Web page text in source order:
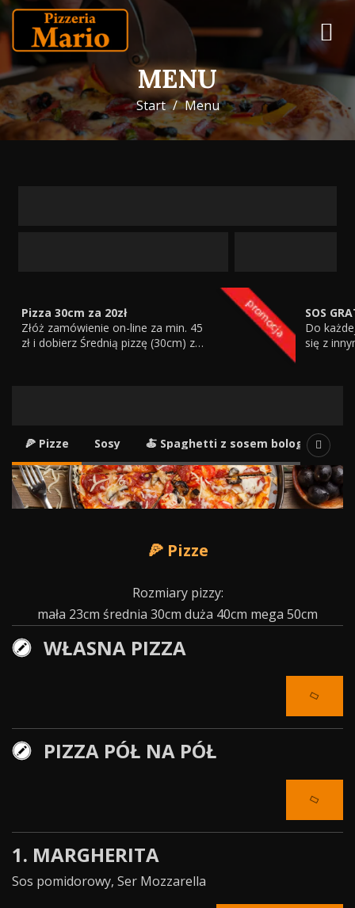
MENU
Start Menu
Pizza 30cm za 20zł
Złóż zamówienie on-line za min. 45
zł i dobierz Średnią pizzę (30cm) za
SOS
Do
się z
Oferta
🍕 Pizze Sosy 🍝 Spaghetti z sosem bolognese
🍕 Pizze
Rozmiary pizzy:
mała 23cm średnia 30cm duża 40cm mega 50cm
WŁASNA PIZZA
PIZZA PÓŁ NA PÓŁ
1. MARGHERITA
Sos pomidorowy, Ser Mozzarella